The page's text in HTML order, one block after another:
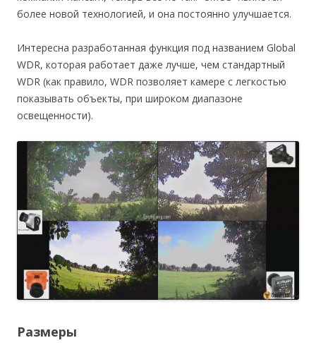
более новой технологией, и она постоянно улучшается.
Интересна разработанная функция под названием Global
WDR, которая работает даже лучше, чем стандартный
WDR (как правило, WDR позволяет камере с легкостью
показывать объекты, при широком диапазоне
освещенности).
Размеры